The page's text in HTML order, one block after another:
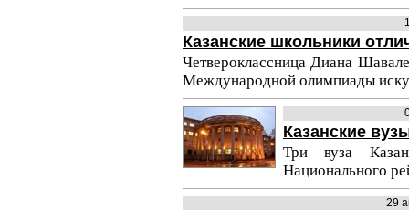
Казанские школьники
Четвероклассница Диана
Международной олимпиады
Казанские
Три вуза
Национального
29